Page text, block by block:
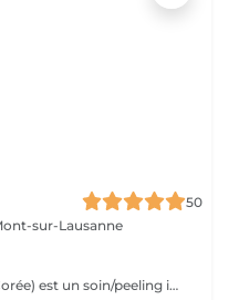
50
sur-Lausanne
Le Yes Peel de chez Theraderm (Corée) est un soin/peeling innovant conçu spécifiquement pour les peaux sensibles. Grâce à l'association de 3 ingrédients issus de la fermentation du beurre de karité, il restaure efficacement la barrière cutanée tout en exfoliant en douceur. Il cible les peaux les plus réactives et aide à réduire les irritations, les rougeurs et la sécheresse, tout en apportant des nutriments à la peau. Idéal pour la rosacée, l'acnée et les rougeurs. Ces ingrédients clés sont; -le vinaigre de beurre de karité; exfolie en douceur et fournit des acides gras essentiels pour nourrir la peau -les postbiotiques de lactofermentation; aident à restaurer l'équilibre du microbiome cutané (le microbiote de le peau) -les exosomes de lactobacilles; stimulent la régénération cellulaire et facilitent la pénétration des nutriments pour un apaisement total de la peau Peut être fait en cure de 3 à 5 séances, espacées de 1 mois.